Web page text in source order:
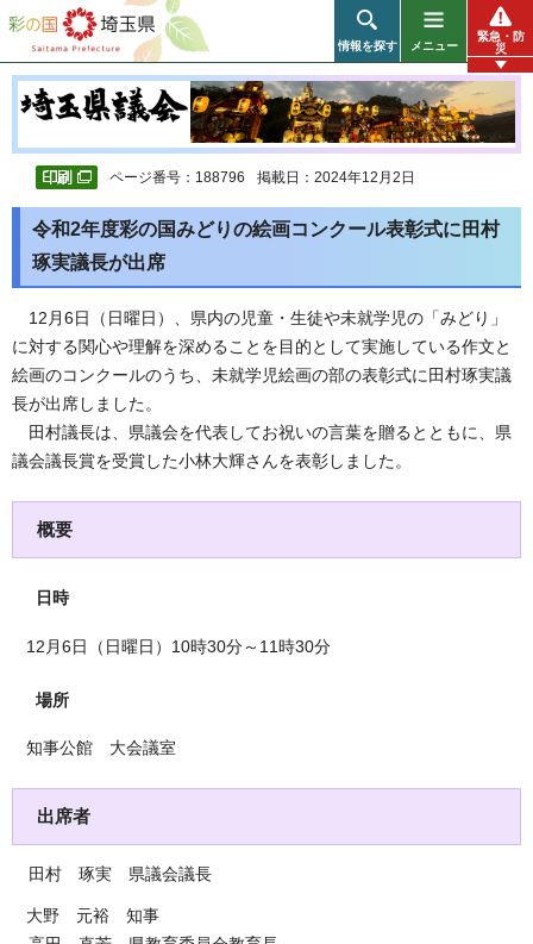
彩の国 埼玉県
情報を探す メニュー
緊急・防
災
ページ番号：188796 掲載日：2024年12月2日
令和2年度彩の国みどりの絵画コンクール表彰式に田村
琢実議長が出席
12月6日（日曜日）、県内の児童・生徒や未就学児の「みどり」
に対する関心や理解を深めることを目的として実施している作文と
絵画のコンクールのうち、未就学児絵画の部の表彰式に田村琢実議
長が出席しました。
田村議長は、県議会を代表してお祝いの言葉を贈るとともに、県
議会議長賞を受賞した小林大輝さんを表彰しました。
概要
日時
12月6日（日曜日）10時30分～11時30分
場所
知事公館 大会議室
出席者
田村 琢実 県議会議長
大野 元裕 知事